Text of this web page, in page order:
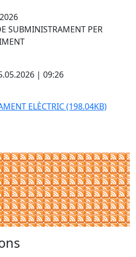
SUBMINISTRAMENT PER
| 09:26
ELÈCTRIC(198.04KB)